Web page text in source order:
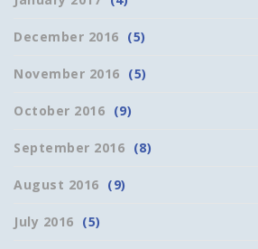
December 2016 (5)
November 2016 (5)
October 2016 (9)
September 2016 (8)
August 2016 (9)
July 2016 (5)